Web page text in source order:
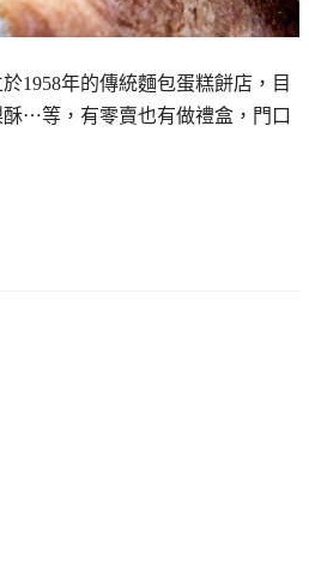
1958年的傳統麵包蛋糕餅店，目
⋯等，有零賣也有做禮盒，門口